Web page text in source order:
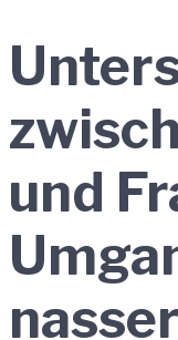
und
nasser